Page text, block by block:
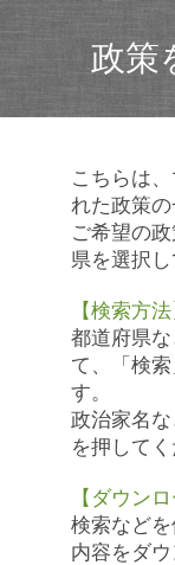
政策
こちらは
れた政策の
ご希望の
県を選択し
【検索方法
都道府県
て、「検
す。
政治家名
を押してく
【ダウンロ
検索など
内容をダウ